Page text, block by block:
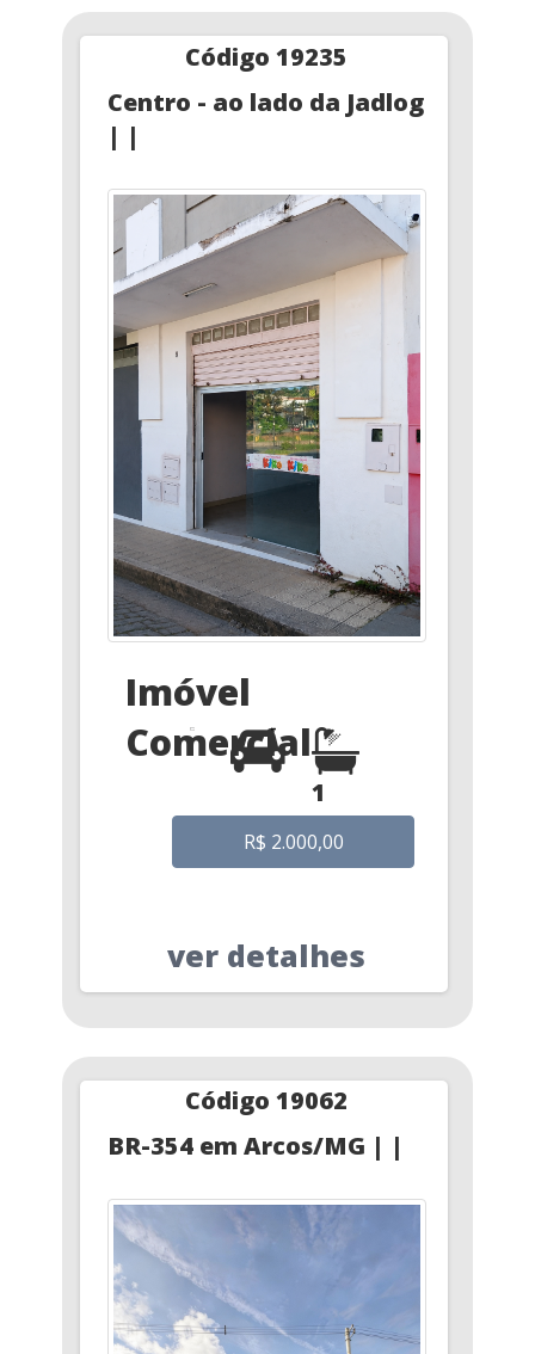
Código 19235
Centro - ao lado da Jadlog
| |
Imóvel
Comercial
1
R$ 2.000,00
ver detalhes
Código 19062
BR-354 em Arcos/MG | |